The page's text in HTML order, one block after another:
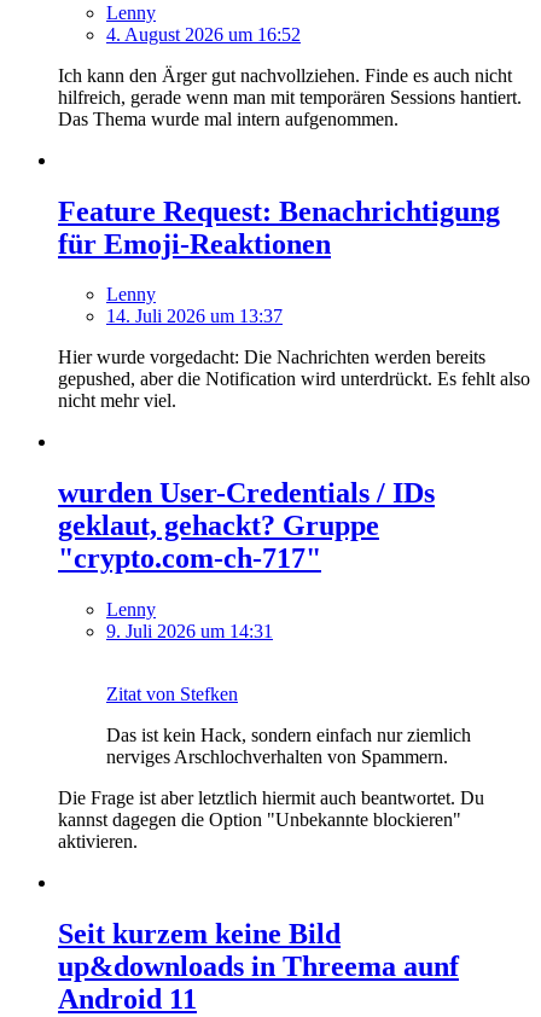
Lenny
4. August 2026 um 16:52
Ich kann den Ärger gut nachvollziehen. Finde es auch nicht
hilfreich, gerade wenn man mit temporären Sessions hantiert.
Das Thema wurde mal intern aufgenommen.
Feature Request: Benachrichtigung
für Emoji-Reaktionen
Lenny
14. Juli 2026 um 13:37
Hier wurde vorgedacht: Die Nachrichten werden bereits
gepushed, aber die Notification wird unterdrückt. Es fehlt also
nicht mehr viel.
wurden User-Credentials / IDs
geklaut, gehackt? Gruppe
"crypto.com-ch-717"
Lenny
9. Juli 2026 um 14:31
Zitat von Stefken
Das ist kein Hack, sondern einfach nur ziemlich
nerviges Arschlochverhalten von Spammern.
Die Frage ist aber letztlich hiermit auch beantwortet. Du
kannst dagegen die Option "Unbekannte blockieren"
aktivieren.
Seit kurzem keine Bild
up&downloads in Threema aunf
Android 11